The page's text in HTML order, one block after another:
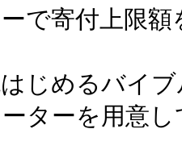
で寄付上限
じめるバイ
ターを用意